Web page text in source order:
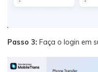
Passo 3: Faça o login em